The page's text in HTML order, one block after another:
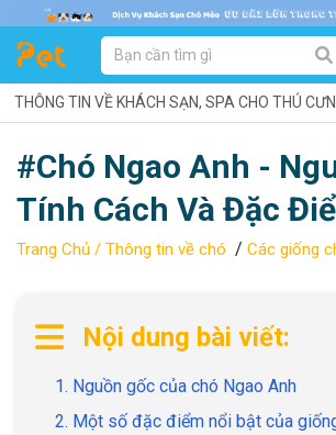
DANH MỤC SẢN
SẢN PHẨM DÀNH CHO MÈO SẢN
SẨN PHẨM THEO THƯƠNG HIỆU
THÔNG TIN VỀ KHÁCH SẠN, SPA CHO THÚ
#Chó Ngao Anh -
Tính Cách Và Đặc
Trang Chủ / Thông tin về chó / Các giống
Nội dung bài viết:
1. Nguồn gốc của chó Ngao Anh
2. Một số đặc điểm nổi bật của